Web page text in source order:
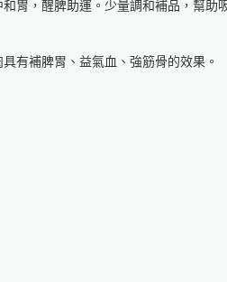
胃，醒脾助運。少量調和補品，幫助
有補脾胃、益氣血、強筋骨的效果。